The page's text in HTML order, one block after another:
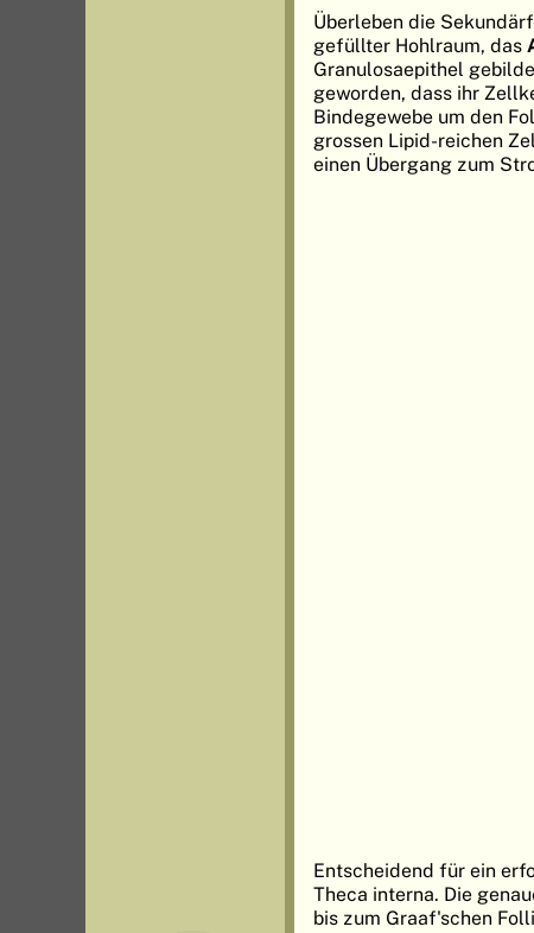
Überleben die
gefüllter Hohlraum, das
Granulosaepithel
geworden, dass ihr
Bindegewebe um den
grossen Lipid-reichen
einen Übergang zum
Entscheidend für ein
Theca interna. Die
bis zum Graaf'schen